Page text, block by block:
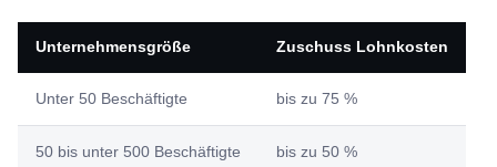
Unternehmensgröße Zuschuss Lohnkosten
Unter 50 Beschäftigte bis zu 75 %
50 bis unter 500 Beschäftigte bis zu 50 %